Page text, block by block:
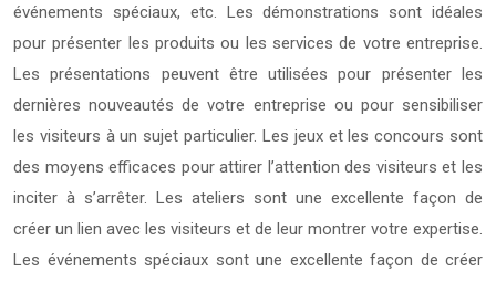
événements spéciaux, etc. Les démonstrations sont idéales
pour présenter les produits ou les services de votre entreprise.
Les présentations peuvent être utilisées pour présenter les
dernières nouveautés de votre entreprise ou pour sensibiliser
les visiteurs à un sujet particulier. Les jeux et les concours sont
des moyens efficaces pour attirer l’attention des visiteurs et les
inciter à s’arrêter. Les ateliers sont une excellente façon de
créer un lien avec les visiteurs et de leur montrer votre expertise.
Les événements spéciaux sont une excellente façon de créer